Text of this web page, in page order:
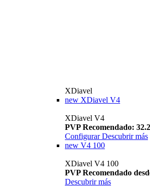
XDiavel
new XDiavel V4
XDiavel V4
PVP Recomendado:
Configurar Descubrir más
new V4 100
XDiavel V4 100
PVP Recomendado
Descubrir más